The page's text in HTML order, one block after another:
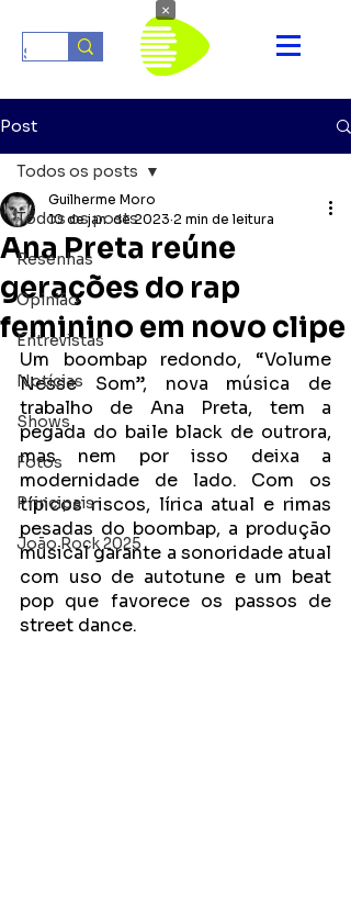
Post
Todos os posts
Resenhas
Opinião
Entrevistas
Notícias
Shows
Fotos
Principais
João Rock 2025
Todos os posts
Ana Preta reúne
gerações do rap
feminino em novo clipe
Guilherme Moro
10 de jan. de 2023 2 min de leitura
Um boombap redondo, “Volume
Nesse Som”, nova música de
trabalho de Ana Preta, tem a
pegada do baile black de outrora,
mas nem por isso deixa a
modernidade de lado. Com os
típicos riscos, lírica atual e rimas
pesadas do boombap, a produção
musical garante a sonoridade atual
com uso de autotune e um beat
pop que favorece os passos de
street dance.
×